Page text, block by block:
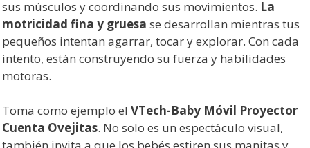
sus músculos y coordinando sus movimientos. La
motricidad fina y gruesa se desarrollan mientras tus
pequeños intentan agarrar, tocar y explorar. Con cada
intento, están construyendo su fuerza y habilidades
motoras.
Toma como ejemplo el VTech-Baby Móvil Proyector
Cuenta Ovejitas. No solo es un espectáculo visual,